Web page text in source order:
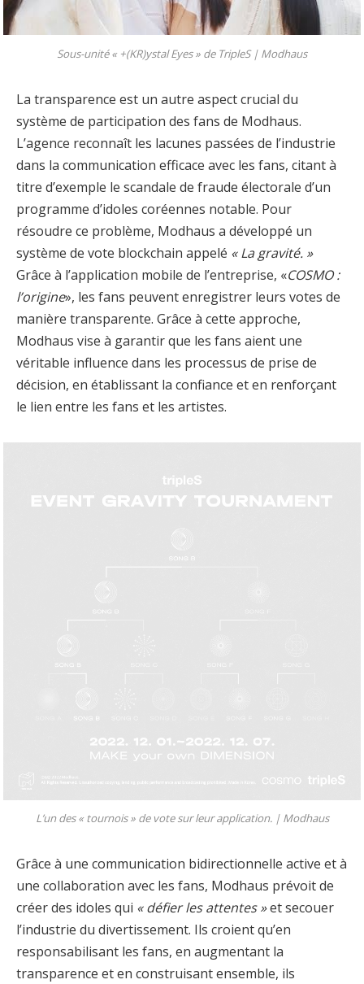
Sous-unité « +(KR)ystal Eyes » de TripleS | Modhaus
La transparence est un autre aspect crucial du
système de participation des fans de Modhaus.
L’agence reconnaît les lacunes passées de l’industrie
dans la communication efficace avec les fans, citant à
titre d’exemple le scandale de fraude électorale d’un
programme d’idoles coréennes notable. Pour
résoudre ce problème, Modhaus a développé un
système de vote blockchain appelé « La gravité. »
Grâce à l’application mobile de l’entreprise, «COSMO :
l’origine», les fans peuvent enregistrer leurs votes de
manière transparente. Grâce à cette approche,
Modhaus vise à garantir que les fans aient une
véritable influence dans les processus de prise de
décision, en établissant la confiance et en renforçant
le lien entre les fans et les artistes.
L’un des « tournois » de vote sur leur application. | Modhaus
Grâce à une communication bidirectionnelle active et à
une collaboration avec les fans, Modhaus prévoit de
créer des idoles qui « défier les attentes »et secouer
l’industrie du divertissement. Ils croient qu’en
responsabilisant les fans, en augmentant la
transparence et en construisant ensemble, ils